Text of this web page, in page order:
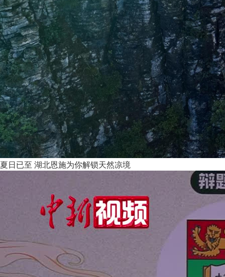
夏日已至 湖北恩施为你解锁天然凉境